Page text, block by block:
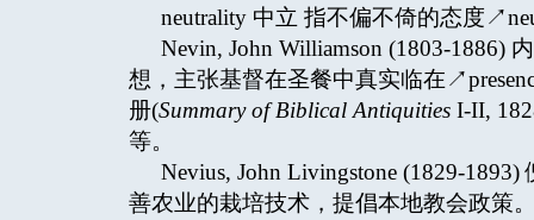
neutrality 中立 指不偏不倚的态度
Nevin, John Williamson (1803-1886)
想，主张基督在圣餐中真实临在
册(Summary of Biblical Antiquities I-II,
等。
Nevius, John Livingstone (1829-
善农业的栽培技术，提倡本地教会政策